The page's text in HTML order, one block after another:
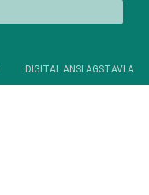
DIGITAL ANSLAGSTAVLA